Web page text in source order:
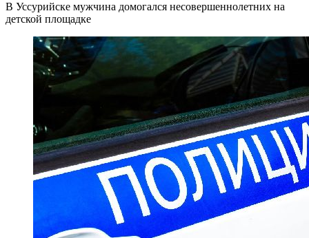
В Уссурийске мужчина домогался несовершеннолетних на
детской площадке